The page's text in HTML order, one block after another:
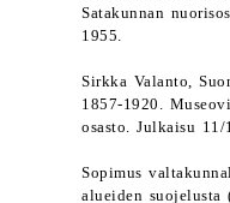
Satakunnan
1955.
Sirkka Valanto,
1857-1920.
osasto. Julkaisu 11/
Sopimus
alueiden suojelusta